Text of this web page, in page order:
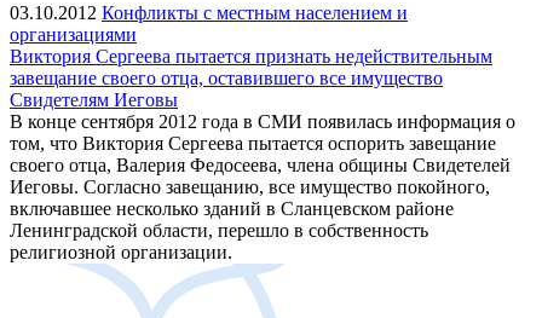
03.10.2012 Конфликты с местным населением и
организациями
Виктория Сергеева пытается признать недействительным
завещание своего отца, оставившего все имущество
Свидетелям Иеговы
В конце сентября 2012 года в СМИ появилась информация о
том, что Виктория Сергеева пытается оспорить завещание
своего отца, Валерия Федосеева, члена общины Свидетелей
Иеговы. Согласно завещанию, все имущество покойного,
включавшее несколько зданий в Сланцевском районе
Ленинградской области, перешло в собственность
религиозной организации.